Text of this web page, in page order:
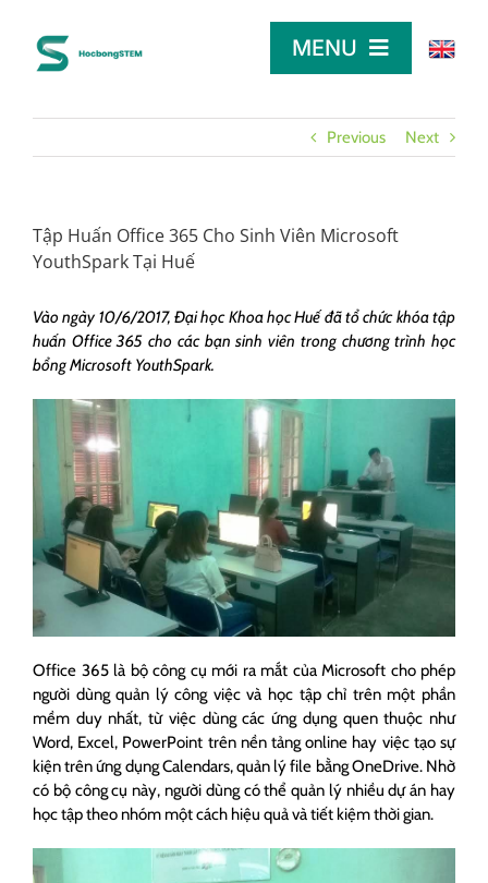
content
MENU
LỜI KHUYÊN
DÀNH CHO NHÀ TÀI TRỢ
Previous Next
Tập Huấn Office 365 Cho Sinh Viên Microsoft
YouthSpark Tại Huế
Vào ngày 10/6/2017, Đại học Khoa học Huế đã tổ chức khóa tập
huấn Office 365 cho các bạn sinh viên trong chương trình học
bổng Microsoft YouthSpark.
Office 365 là bộ công cụ mới ra mắt của Microsoft cho phép
người dùng quản lý công việc và học tập chỉ trên một phần
mềm duy nhất, từ việc dùng các ứng dụng quen thuộc như
Word, Excel, PowerPoint trên nền tảng online hay việc tạo sự
kiện trên ứng dụng Calendars, quản lý file bằng OneDrive. Nhờ
có bộ công cụ này, người dùng có thể quản lý nhiều dự án hay
học tập theo nhóm một cách hiệu quả và tiết kiệm thời gian.